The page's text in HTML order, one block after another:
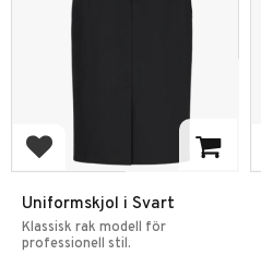
Add to favorites
Uniformskjol i Svart
Klassisk rak modell för
professionell stil.